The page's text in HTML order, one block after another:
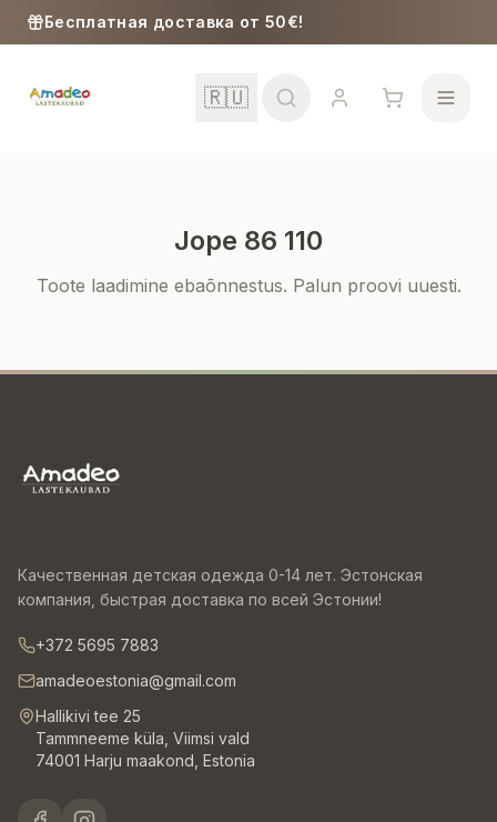
Skip to content
Бесплатная доставка от 50€!
🇷🇺
Малыши
Jope 86 110
Toote laadimine ebaõnnestus. Palun proovi uuesti.
Качественная детская одежда 0-14 лет. Эстонская
компания, быстрая доставка по всей Эстонии!
+372 5695 7883
amadeoestonia@gmail.com
Hallikivi tee 25
Tammneeme küla, Viimsi vald
74001 Harju maakond, Estonia